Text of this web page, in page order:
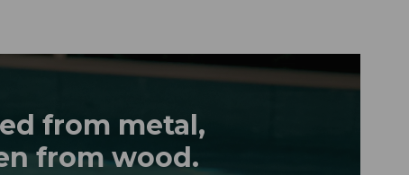
from metal,
from wood.